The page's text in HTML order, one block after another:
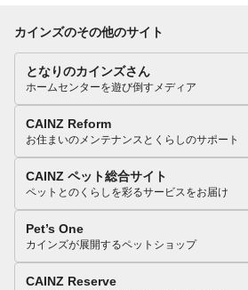
カインズのその他のサイト
となりのカインズさん
ホームセンターを遊び倒すメディア
CAINZ Reform
お住まいのメンテナンスとくらしのサポート
CAINZ ペット総合サイト
ペットとのくらしを彩るサービスをお届け
Pet’s One
カインズが展開するペットショップ
CAINZ Reserve